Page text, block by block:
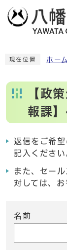
現在位置 ホーム
【政
報課
返信をご希
記入くださ
また、セー
対しては、お
名前